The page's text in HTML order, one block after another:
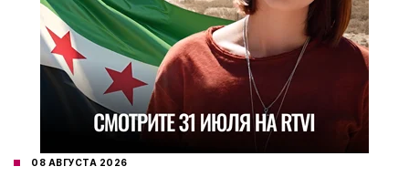
08 АВГУСТА 2026